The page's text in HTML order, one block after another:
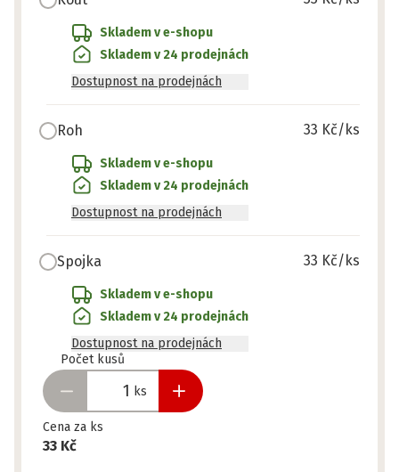
Skladem v e-shopu
Skladem v 24 prodejnách
Dostupnost na prodejnách
Roh 33 Kč/ks
Skladem v e-shopu
Skladem v 24 prodejnách
Dostupnost na prodejnách
Spojka 33 Kč/ks
Skladem v e-shopu
Skladem v 24 prodejnách
Dostupnost na prodejnách
Počet kusů
ks
Připraveno
Cena za ks
33 Kč